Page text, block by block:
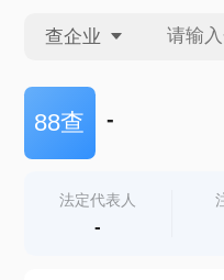
查企业
查企业
查产地
88查 -
法定代表人
-